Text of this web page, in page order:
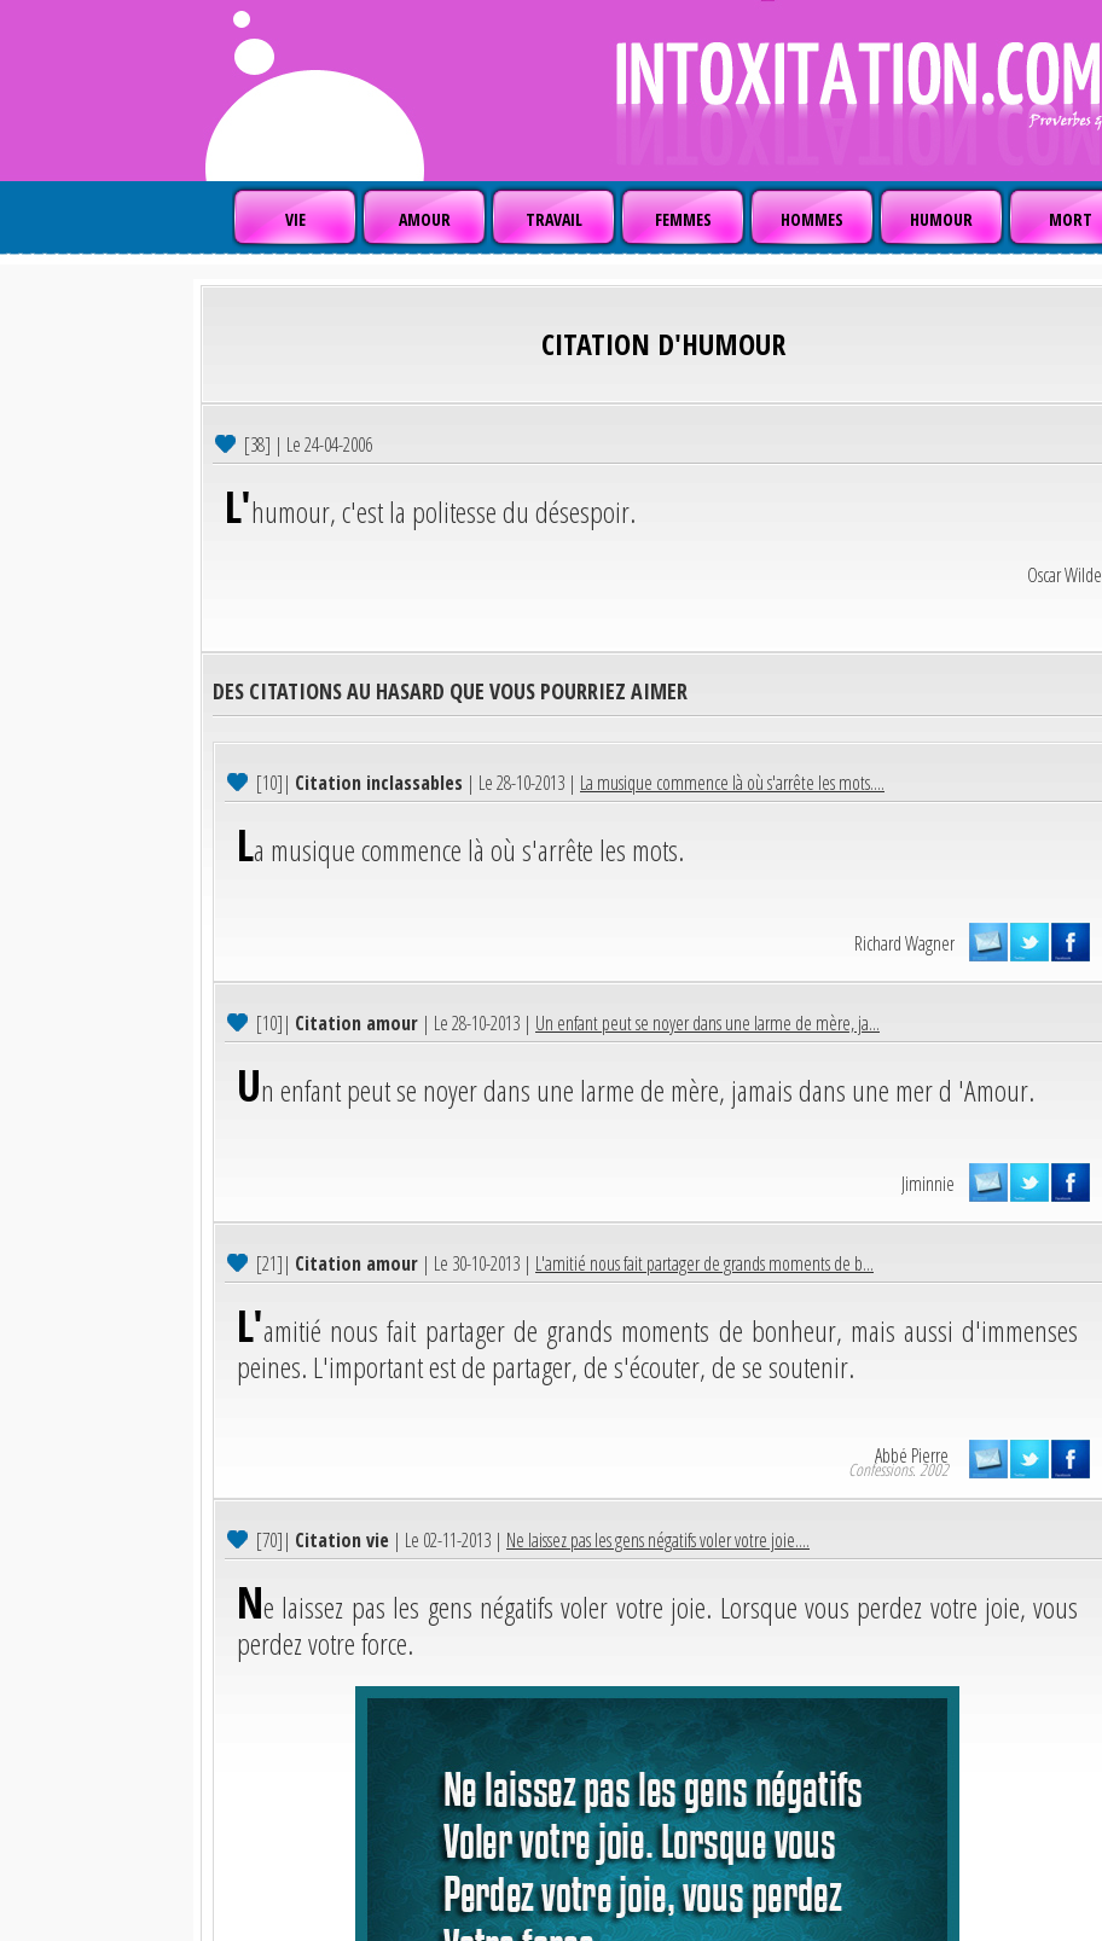
VIE AMOUR TRAVAIL FEMMES HOMMES HUMOUR MORT
CITATION D'HUMOUR
[38] | Le 24-04-2006
L'humour, c'est la politesse du désespoir.
Oscar Wilde
DES CITATIONS AU HASARD QUE VOUS POURRIEZ AIMER
[10]| Citation inclassables | Le 28-10-2013 | La musique commence là où s'arrête les mots....
La musique commence là où s'arrête les mots.
Richard Wagner
[10]| Citation amour | Le 28-10-2013 | Un enfant peut se noyer dans une larme de mère, ja...
Un enfant peut se noyer dans une larme de mère, jamais dans une mer d 'Amour.
Jiminnie
[21]| Citation amour | Le 30-10-2013 | L'amitié nous fait partager de grands moments de b...
L'amitié nous fait partager de grands moments de bonheur, mais aussi d'immenses
peines. L'important est de partager, de s'écouter, de se soutenir.
Abbé Pierre
Confessions. 2002
[70]| Citation vie | Le 02-11-2013 | Ne laissez pas les gens négatifs voler votre joie....
Ne laissez pas les gens négatifs voler votre joie. Lorsque vous perdez votre joie, vous
perdez votre force.